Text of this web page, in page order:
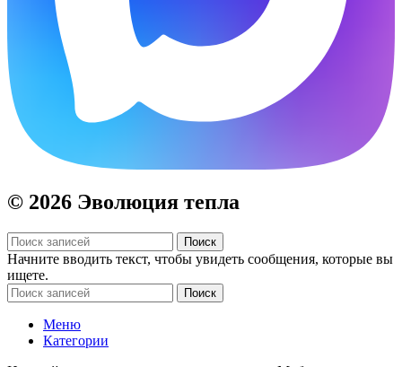
© 2026 Эволюция тепла
Поиск
Начните вводить текст, чтобы увидеть сообщения, которые вы
ищете.
Поиск
Меню
Категории